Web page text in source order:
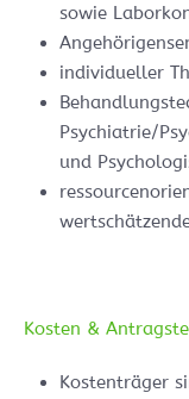
sowie
individueller
Psychiatrie/
und
Kosten &
Kostenträger